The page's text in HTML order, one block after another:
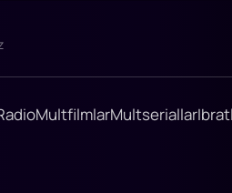
MultfilmlarMultseriallar